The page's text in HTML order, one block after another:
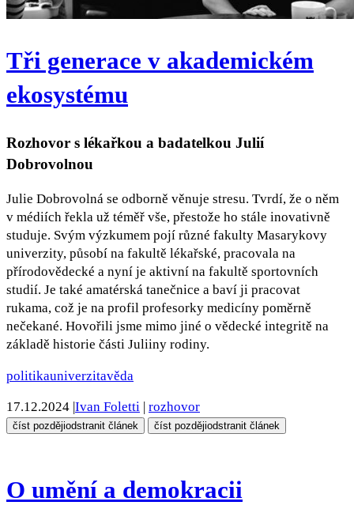
Tři generace v akademickém
ekosystému
Rozhovor s lékařkou a badatelkou Julií
Dobrovolnou
Julie Dobrovolná se odborně věnuje stresu. Tvrdí, že o něm
v médiích řekla už téměř vše, přestože ho stále inovativně
studuje. Svým výzkumem pojí různé fakulty Masarykovy
univerzity, působí na fakultě lékařské, pracovala na
přírodovědecké a nyní je aktivní na fakultě sportovních
studií. Je také amatérská tanečnice a baví ji pracovat
rukama, což je na profil profesorky medicíny poměrně
nečekané. Hovořili jsme mimo jiné o vědecké integritě na
základě historie části Juliiny rodiny.
politikauniverzitavěda
17.12.2024 Ivan Foletti rozhovor
číst pozdějiodstranit článek číst pozdějiodstranit článek
O umění a demokracii